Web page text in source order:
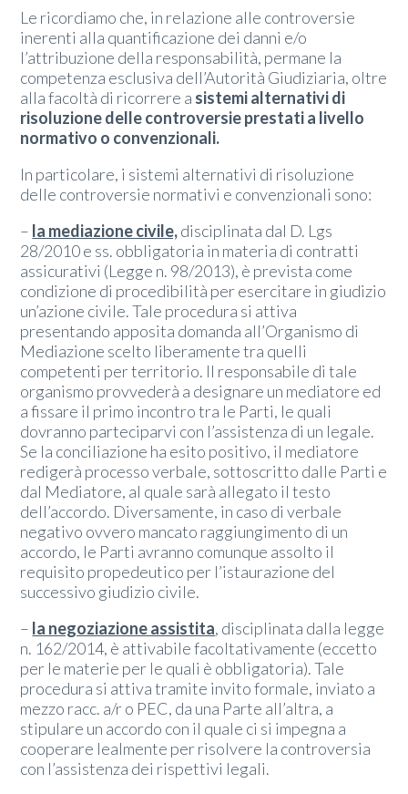
Le ricordiamo che, in relazione alle controversie
inerenti alla quantificazione dei danni e/o
l’attribuzione della responsabilità, permane la
competenza esclusiva dell’Autorità Giudiziaria, oltre
alla facoltà di ricorrere a sistemi alternativi di
risoluzione delle controversie prestati a livello
normativo o convenzionali.
In particolare, i sistemi alternativi di risoluzione
delle controversie normativi e convenzionali sono:
– la mediazione civile,disciplinata dal D. Lgs
28/2010 e ss. obbligatoria in materia di contratti
assicurativi (Legge n. 98/2013), è prevista come
condizione di procedibilità per esercitare in giudizio
un’azione civile. Tale procedura si attiva
presentando apposita domanda all’Organismo di
Mediazione scelto liberamente tra quelli
competenti per territorio. Il responsabile di tale
organismo provvederà a designare un mediatore ed
a fissare il primo incontro tra le Parti, le quali
dovranno parteciparvi con l’assistenza di un legale.
Se la conciliazione ha esito positivo, il mediatore
redigerà processo verbale, sottoscritto dalle Parti e
dal Mediatore, al quale sarà allegato il testo
dell’accordo. Diversamente, in caso di verbale
negativo ovvero mancato raggiungimento di un
accordo, le Parti avranno comunque assolto il
requisito propedeutico per l’istaurazione del
successivo giudizio civile.
– la negoziazione assistita, disciplinata dalla legge
n. 162/2014, è attivabile facoltativamente (eccetto
per le materie per le quali è obbligatoria). Tale
procedura si attiva tramite invito formale, inviato a
mezzo racc. a/r o PEC, da una Parte all’altra, a
stipulare un accordo con il quale ci si impegna a
cooperare lealmente per risolvere la controversia
con l’assistenza dei rispettivi legali.